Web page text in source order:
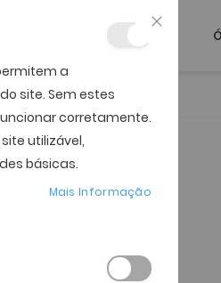
Holbrook
o final da
imagens
o início da
imagens
a
site. Sem estes
corretamente.
utilizável,
básicas.
Mais Informação